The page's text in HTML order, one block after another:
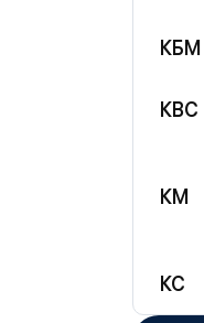
КБМ
КВС
КМ
КС